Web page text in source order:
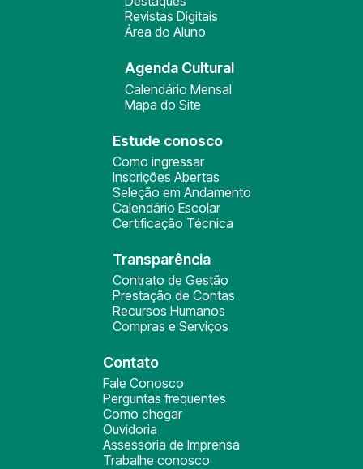
Revistas Digitais
Área do Aluno
Agenda Cultural
Calendário Mensal
Mapa do Site
Estude conosco
Como ingressar
Inscrições Abertas
Seleção em Andamento
Calendário Escolar
Certificação Técnica
Transparência
Contrato de Gestão
Prestação de Contas
Recursos Humanos
Compras e Serviços
Contato
Fale Conosco
Perguntas frequentes
Como chegar
Ouvidoria
Assessoria de Imprensa
Trabalhe conosco